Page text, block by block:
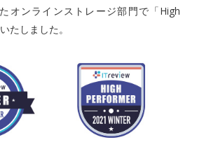
オンラインストレージ部門で「High
たしました。